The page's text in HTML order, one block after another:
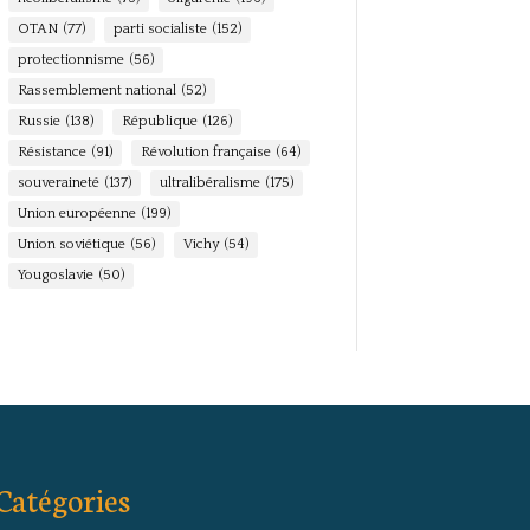
OTAN (77) parti socialiste (152)
protectionnisme (56)
Rassemblement national (52)
Russie (138) République (126)
Résistance (91) Révolution française (64)
souveraineté (137) ultralibéralisme (175)
Union européenne (199)
Union soviétique (56) Vichy (54)
Yougoslavie (50)